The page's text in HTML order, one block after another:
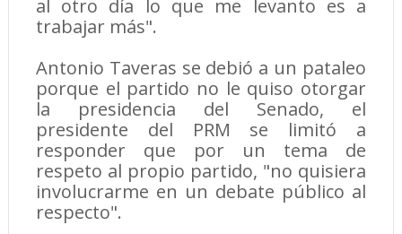
al otro día lo que me levanto es a
trabajar más".
Antonio Taveras se debió a un pataleo
porque el partido no le quiso otorgar
la presidencia del Senado, el
presidente del PRM se limitó a
responder que por un tema de
respeto al propio partido, "no quisiera
involucrarme en un debate público al
respecto".